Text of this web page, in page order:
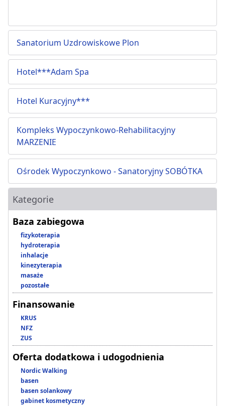
Sanatorium Uzdrowiskowe Plon
Hotel***Adam Spa
Hotel Kuracyjny***
Kompleks Wypoczynkowo-Rehabilitacyjny
MARZENIE
Ośrodek Wypoczynkowo - Sanatoryjny SOBÓTKA
Kategorie
Baza zabiegowa
fizykoterapia
hydroterapia
inhalacje
kinezyterapia
masaże
pozostałe
Finansowanie
KRUS
NFZ
ZUS
Oferta dodatkowa i udogodnienia
Nordic Walking
basen
basen solankowy
gabinet kosmetyczny